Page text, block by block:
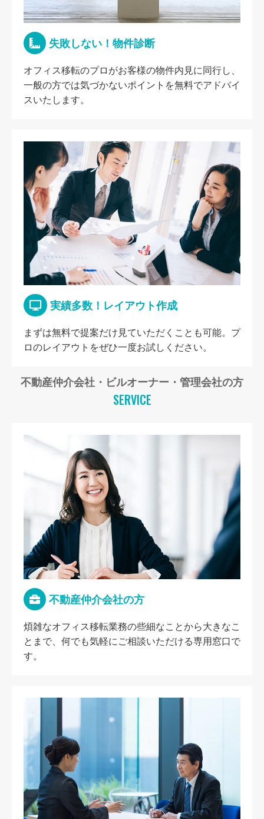
失敗しない！物件診断
オフィス移転のプロがお客様の物件内見に同行し、
一般の方では気づかないポイントを無料でアドバイ
スいたします。
実績多数！レイアウト作成
まずは無料で提案だけ見ていただくことも可能。プ
ロのレイアウトをぜひ一度お試しください。
不動産仲介会社・ビルオーナー・管理会社の方
SERVICE
不動産仲介会社の方
煩雑なオフィス移転業務の些細なことから大きなこ
とまで、何でも気軽にご相談いただける専用窓口で
す。